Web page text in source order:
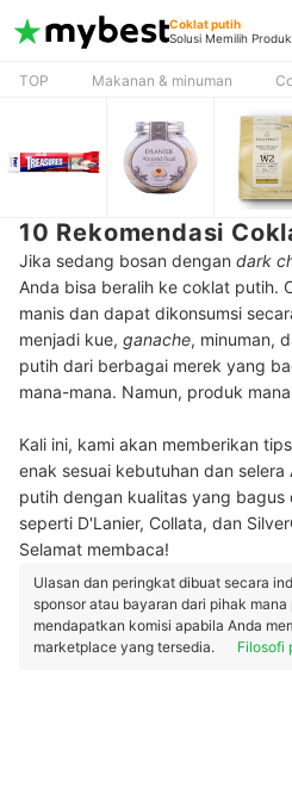
Coklat putih
Solusi Memilih
TOP Makanan & minuman
10 Rekomendasi
Jika sedang bosan dengan dark
Anda bisa beralih ke coklat putih.
manis dan dapat dikonsumsi
menjadi kue, ganache, minuman,
putih dari berbagai merek yang
mana-mana. Namun, produk
Kali ini, kami akan memberikan
enak sesuai kebutuhan dan
putih dengan kualitas yang bagus
seperti D'Lanier, Collata, dan
Selamat membaca!
Ulasan dan peringkat dibuat secara
sponsor atau bayaran dari pihak
mendapatkan komisi apabila Anda
marketplace yang tersedia.
Filosofi